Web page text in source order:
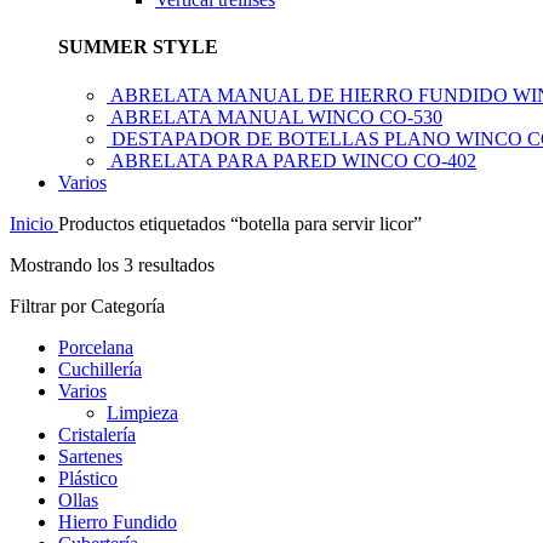
SUMMER STYLE
ABRELATA MANUAL DE HIERRO FUNDIDO
ABRELATA MANUAL WINCO CO-530
DESTAPADOR DE BOTELLAS PLANO WINCO
ABRELATA PARA PARED WINCO CO-402
Varios
Inicio Productos etiquetados “botella para servir licor”
Mostrando los 3 resultados
Filtrar por Categoría
Porcelana
Cuchillería
Varios
Limpieza
Cristalería
Sartenes
Plástico
Ollas
Hierro Fundido